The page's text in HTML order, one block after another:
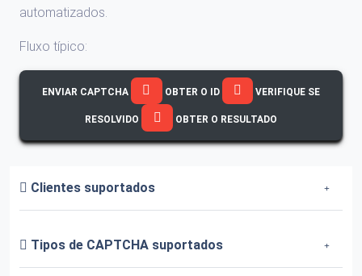
automatizados.
Fluxo típico:
ENVIAR CAPTCHA OBTER O ID VERIFIQUE SE
RESOLVIDO OBTER O RESULTADO
Clientes suportados
Tipos de CAPTCHA suportados